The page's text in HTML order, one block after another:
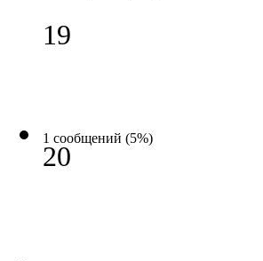
19
1 сообщений (5%)
20